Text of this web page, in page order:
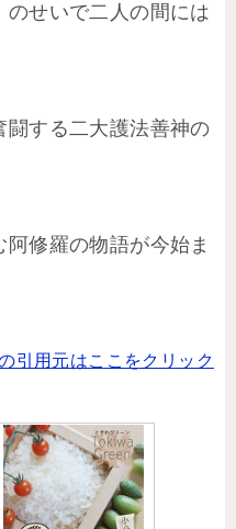
せいで二人の間には
する二大護法善神の
修羅の物語が今始ま
引用元はここをクリック